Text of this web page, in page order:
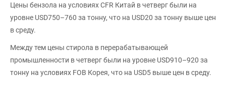
Цены бензола на условиях CFR Китай в четверг были на
уровне USD750–760 за тонну, что на USD20 за тонну выше цен
в среду.
Между тем цены стирола в перерабатывающей
промышленности в четверг были на уровне USD910–920 за
тонну на условиях FOB Корея, что на USD5 выше цен в среду.